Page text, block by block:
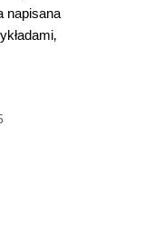
napisana